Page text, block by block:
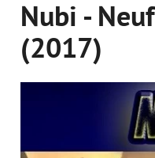
Nubi -
(2017)